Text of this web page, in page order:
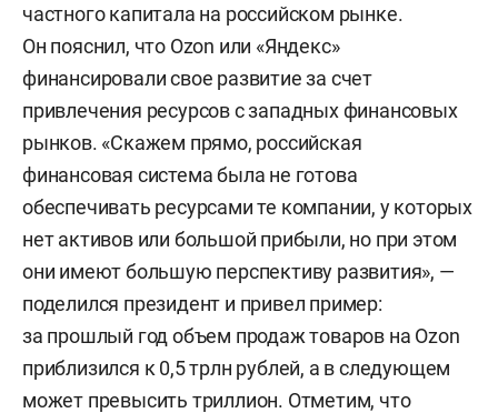
частного капитала на российском рынке.
Он пояснил, что Ozon или «Яндекс»
финансировали свое развитие за счет
привлечения ресурсов с западных финансовых
рынков. «Скажем прямо, российская
финансовая система была не готова
обеспечивать ресурсами те компании, у которых
нет активов или большой прибыли, но при этом
они имеют большую перспективу развития», —
поделился президент и привел пример:
за прошлый год объем продаж товаров на Ozon
приблизился к 0,5 трлн рублей, а в следующем
может превысить триллион. Отметим, что